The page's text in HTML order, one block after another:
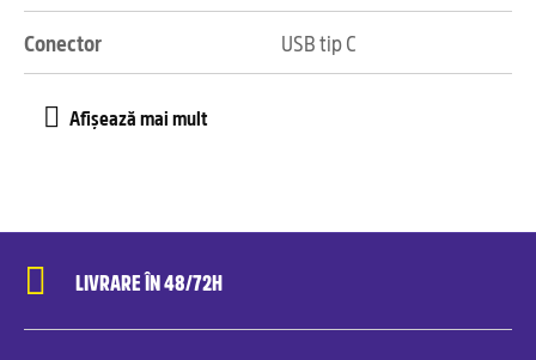
Conector USB tip C
LIVRARE ÎN 48/72H